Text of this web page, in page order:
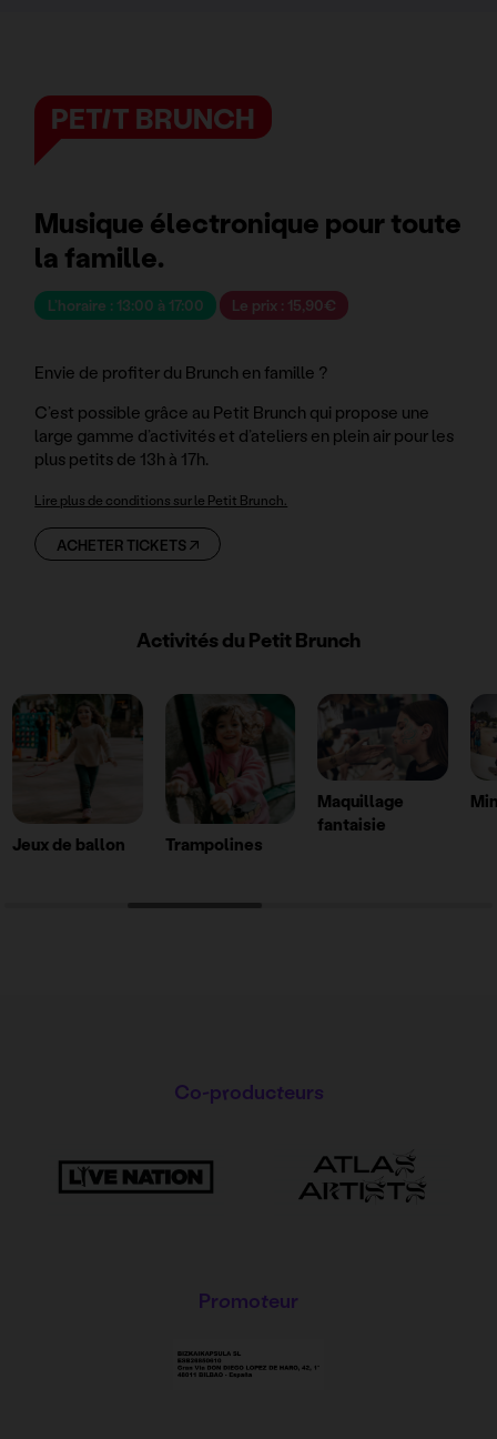
PETIT BRUNCH
Musique électronique pour toute
la famille.
L’horaire : 13:00 à 17:00 Le prix : 15,90€
Envie de profiter du Brunch en famille ?
C’est possible grâce au Petit Brunch qui propose une
large gamme d’activités et d’ateliers en plein air pour les
plus petits de 13h à 17h.
Lire plus de conditions sur le Petit Brunch.
ACHETER TICKETS
Activités du Petit Brunch
Jeux de ballon Trampolines
Maquillage
fantaisie
Co-producteurs
Promoteur